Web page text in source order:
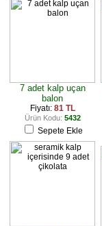
7 adet kalp uçan
balon
Fiyatı: 81 TL
Ürün Kodu: 5432
Sepete Ekle